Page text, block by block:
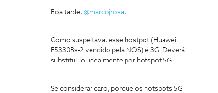
Boa tarde, @marcojrosa,
Como suspeitava, esse hostpot (Huawei
E5330Bs-2 vendido pela NOS) é 3G. Deverá
substituí-lo, idealmente por hotspot 5G.
Se considerar caro, porque os hotspots 5G